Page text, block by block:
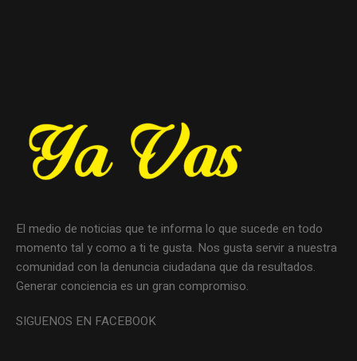
El medio de noticias que te informa lo que sucede en todo
momento tal y como a ti te gusta. Nos gusta servir a nuestra
comunidad con la denuncia ciudadana que da resultados.
Generar conciencia es un gran compromiso.
SIGUENOS EN FACEBOOK